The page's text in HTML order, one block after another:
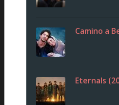
Camino a
Eternals